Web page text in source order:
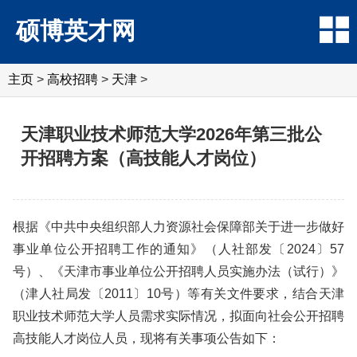
硕博英才网
主页 > 高校招聘 > 天津 >
天津职业技术师范大学2026年第三批公
开招聘方案（高技能人才岗位）
根据《中共中央组织部人力资源社会保障部关于进一步做好
事业单位公开招聘工作的通知》（人社部发〔2024〕57
号）、《天津市事业单位公开招聘人员实施办法（试行）》
（津人社局发〔2011〕10号）等有关文件要求，结合天津
职业技术师范大学人员需求实际情况，拟面向社会公开招聘
高技能人才岗位人员，现将有关事项公告如下：